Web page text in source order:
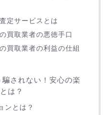
定サービスとは
買取業者の悪徳手口
買取業者の利益の仕組
されない！安心の楽
は？
ンとは？